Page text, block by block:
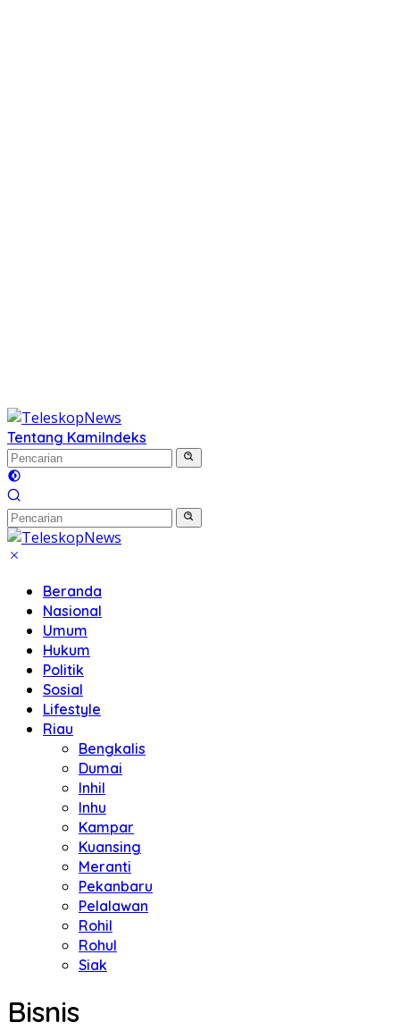
Langsung
ke
konten
Tentang KamiIndeks
Beranda
Nasional
Umum
Hukum
Politik
Sosial
Lifestyle
Riau
Bengkalis
Dumai
Inhil
Inhu
Kampar
Kuansing
Meranti
Pekanbaru
Pelalawan
Rohil
Rohul
Siak
Bisnis